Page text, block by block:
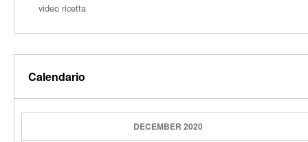
video ricetta
Calendario
DECEMBER 2020